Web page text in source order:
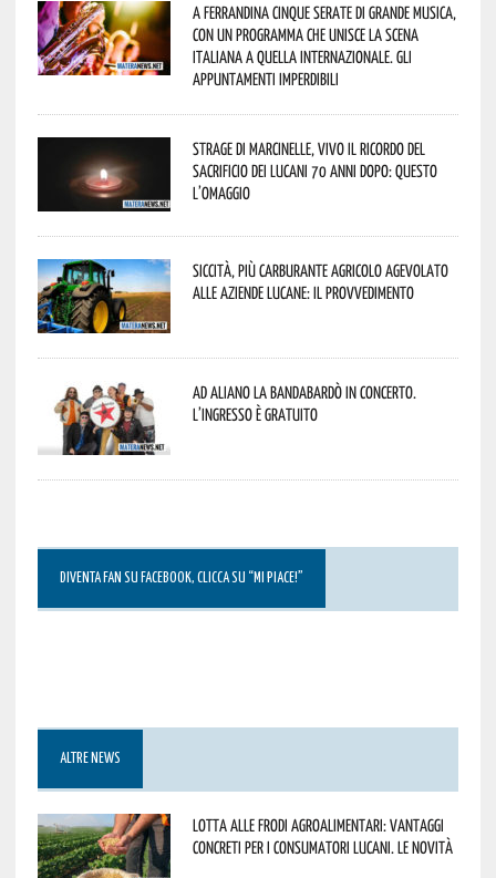
A Ferrandina cinque serate di grande musica,
con un programma che unisce la scena
italiana a quella internazionale. Gli
appuntamenti imperdibili
Strage di Marcinelle, vivo il ricordo del
sacrificio dei lucani 70 anni dopo: questo
l’omaggio
Siccità, più carburante agricolo agevolato
alle aziende lucane: il provvedimento
Ad Aliano la Bandabardò in concerto.
L’ingresso è gratuito
DIVENTA FAN SU FACEBOOK, CLICCA SU “MI PIACE!”
ALTRE NEWS
Lotta alle frodi agroalimentari: vantaggi
concreti per i consumatori lucani. Le novità